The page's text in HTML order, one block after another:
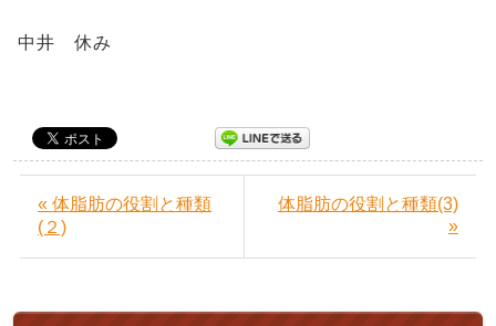
中井 休み
« 体脂肪の役割と種類
(２)
体脂肪の役割と種類(3)
»